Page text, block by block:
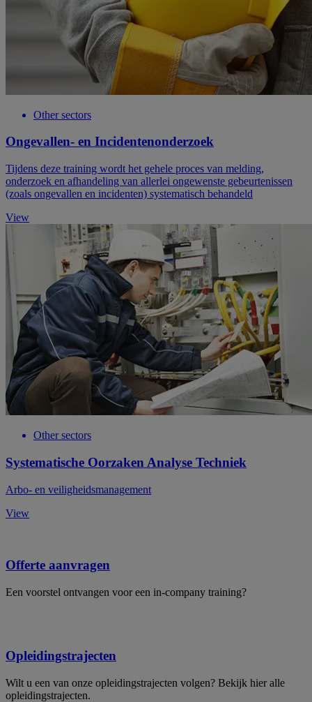
Other sectors
Ongevallen- en Incidentenonderzoek
Tijdens deze training wordt het gehele proces van melding,
onderzoek en afhandeling van allerlei ongewenste gebeurtenissen
(zoals ongevallen en incidenten) systematisch behandeld
View
Other sectors
Systematische Oorzaken Analyse Techniek
Arbo- en veiligheidsmanagement
View
Offerte aanvragen
Een voorstel ontvangen voor een in-company training?
Opleidingstrajecten
Wilt u een van onze opleidingstrajecten volgen? Bekijk hier alle
opleidingstrajecten.